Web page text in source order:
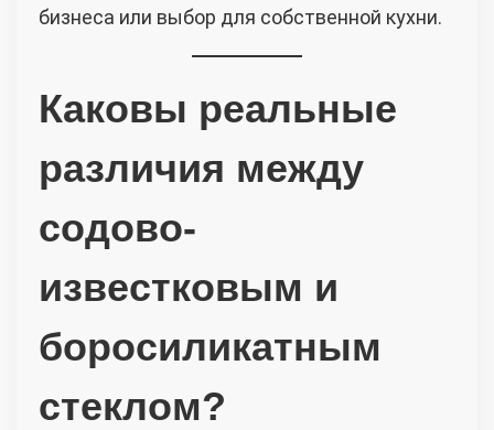
бизнеса или выбор для собственной кухни.
Каковы реальные
различия между
содово-
известковым и
боросиликатным
стеклом?